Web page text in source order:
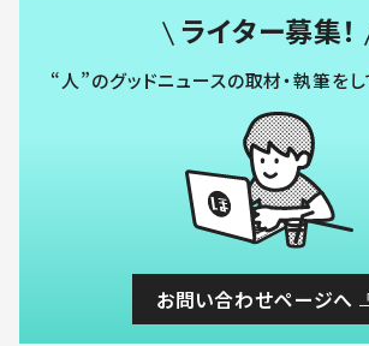
ライター募集！
“人”のグッドニュースの取材・執筆を
お問い合わせページへ